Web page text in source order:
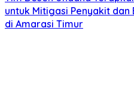
untuk Mitigasi Penyakit dan
di Amarasi Timur